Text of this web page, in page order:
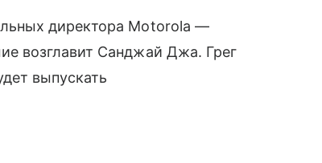
директора Motorola —
возглавит Санджай Джа. Грег
выпускать